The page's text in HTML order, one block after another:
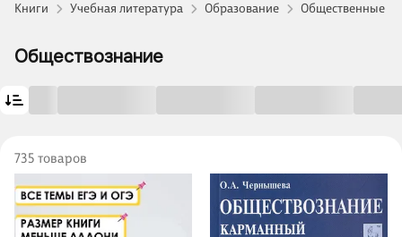
Книги Учебная литература Образование Общественные
Обществознание
735 товаров